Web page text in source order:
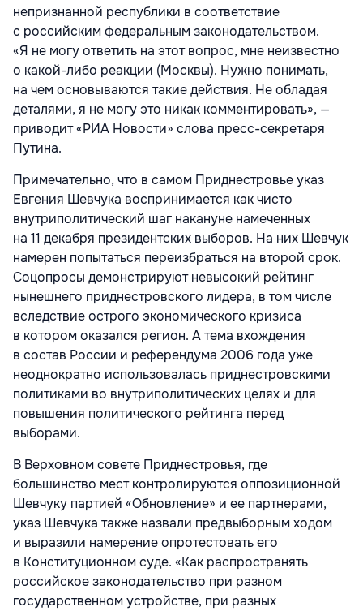
непризнанной республики в соответствие
с российским федеральным законодательством.
«Я не могу ответить на этот вопрос, мне неизвестно
о какой-либо реакции (Москвы). Нужно понимать,
на чем основываются такие действия. Не обладая
деталями, я не могу это никак комментировать», —
приводит «РИА Новости» слова пресс-секретаря
Путина.
Примечательно, что в самом Приднестровье указ
Евгения Шевчука воспринимается как чисто
внутриполитический шаг накануне намеченных
на 11 декабря президентских выборов. На них Шевчук
намерен попытаться переизбраться на второй срок.
Соцопросы демонстрируют невысокий рейтинг
нынешнего приднестровского лидера, в том числе
вследствие острого экономического кризиса
в котором оказался регион. А тема вхождения
в состав России и референдума 2006 года уже
неоднократно использовалась приднестровскими
политиками во внутриполитических целях и для
повышения политического рейтинга перед
выборами.
В Верховном совете Приднестровья, где
большинство мест контролируются оппозиционной
Шевчуку партией «Обновление» и ее партнерами,
указ Шевчука также назвали предвыборным ходом
и выразили намерение опротестовать его
в Конституционном суде. «Как распространять
российское законодательство при разном
государственном устройстве, при разных